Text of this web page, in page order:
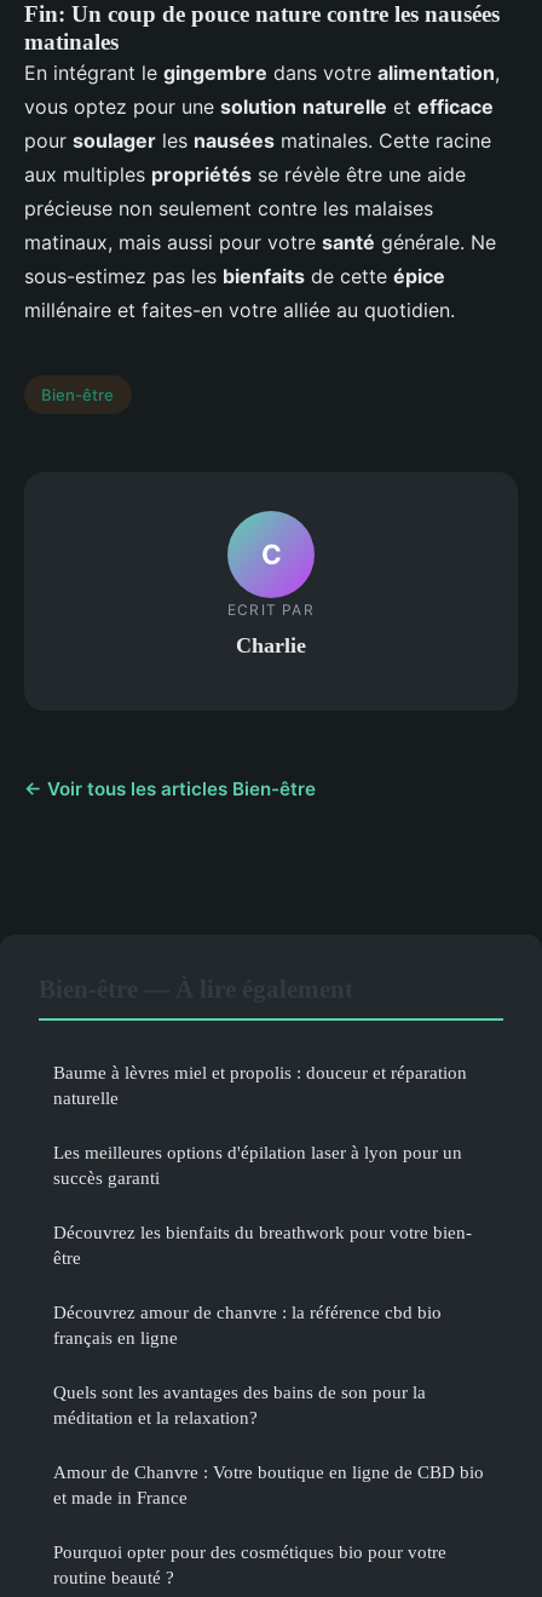
Fin: Un coup de pouce nature contre les nausées
matinales
En intégrant le gingembre dans votre alimentation,
vous optez pour une solution naturelle et efficace
pour soulager les nausées matinales. Cette racine
aux multiples propriétés se révèle être une aide
précieuse non seulement contre les malaises
matinaux, mais aussi pour votre santé générale. Ne
sous-estimez pas les bienfaits de cette épice
millénaire et faites-en votre alliée au quotidien.
Bien-être
C
ECRIT PAR
Charlie
← Voir tous les articles Bien-être
Baume à lèvres miel et propolis : douceur et réparation
naturelle
Les meilleures options d'épilation laser à lyon pour un
succès garanti
Découvrez les bienfaits du breathwork pour votre bien-
être
Découvrez amour de chanvre : la référence cbd bio
français en ligne
Quels sont les avantages des bains de son pour la
méditation et la relaxation?
Amour de Chanvre : Votre boutique en ligne de CBD bio
et made in France
Pourquoi opter pour des cosmétiques bio pour votre
routine beauté ?